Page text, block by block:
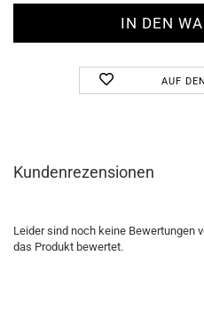
AUF
Kundenrezensionen
Leider sind noch keine Bewertungen
das Produkt bewertet.